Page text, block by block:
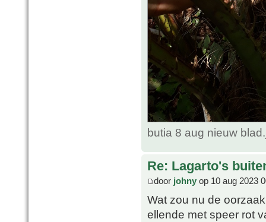
butia 8 aug nieuw
Re: Lagarto's
door johny op 10 aug 2023
Wat zou nu de
ellende met speer rot